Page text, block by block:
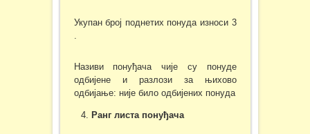
Укупан број поднетих понуда износи 3
Називи понуђача чије су понуде
одбијене и разлози за њихово
одбијање: није било одбијених понуда
Ранг листа понуђача